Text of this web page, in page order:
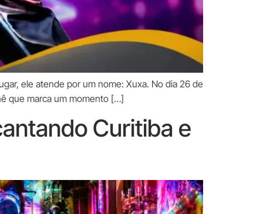
ele atende por um nome: Xuxa. No dia 26 de
que marca um momento […]
Curitiba e